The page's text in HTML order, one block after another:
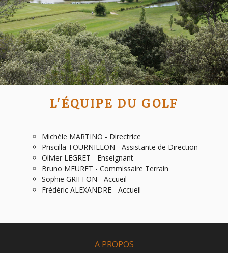
L'ÉQUIPE DU GOLF
Michèle MARTINO - Directrice
Priscilla TOURNILLON - Assistante de Direction
Olivier LEGRET - Enseignant
Bruno MEURET - Commissaire Terrain
Sophie GRIFFON - Accueil
Frédéric ALEXANDRE - Accueil
A PROPOS